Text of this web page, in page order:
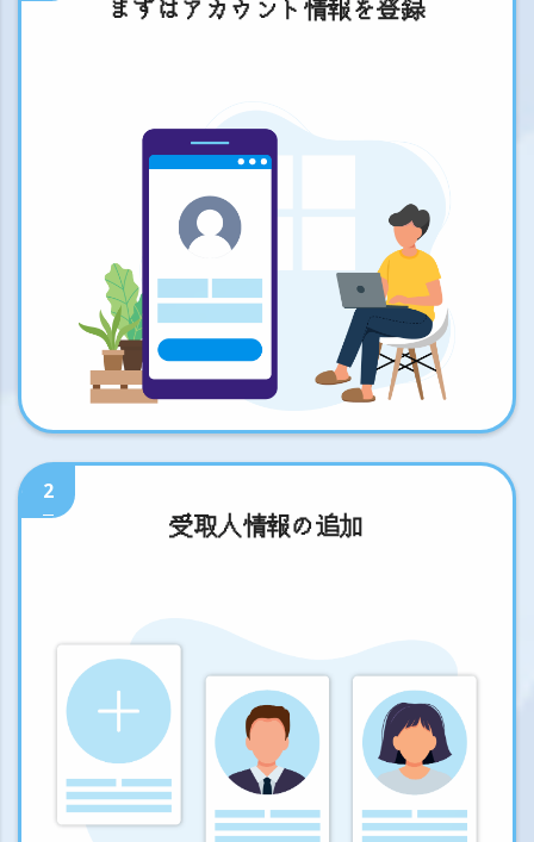
まずはアカウント情報を登録
2
受取人情報の追加